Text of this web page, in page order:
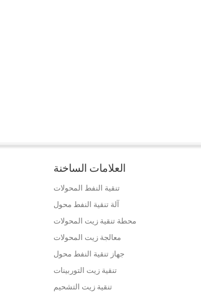
العلامات الساخنة
تنقية النفط المحولات
آلة تنقية النفط محول
محطة تنقية زيت المحولات
معالجة زيت المحولات
جهاز تنقية النفط محول
تنقية زيت التوربينات
تنقية زيت التشحيم